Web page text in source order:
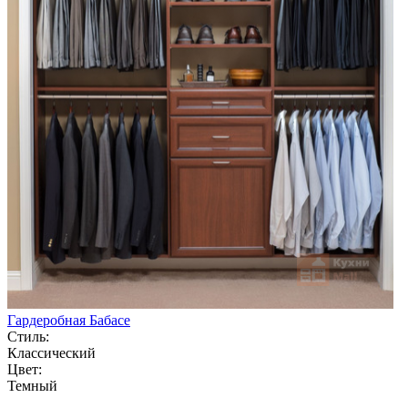
Гардеробная Бабасе
Стиль:
Классический
Цвет:
Темный